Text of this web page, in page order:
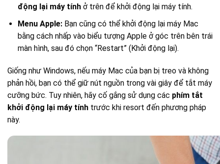
động lại máy tínhở trên để khởi động lại máy tính.
Menu Apple:Bạn cũng có thể khởi động lại máy Mac
bằng cách nhấp vào biểu tượng Apple ở góc trên bên trái
màn hình, sau đó chọn “Restart” (Khởi động lại).
Giống như Windows, nếu máy Mac của bạn bị treo và không
phản hồi, bạn có thể giữ nút nguồn trong vài giây để tắt máy
cưỡng bức. Tuy nhiên, hãy cố gắng sử dụng các phím tắt
khởi động lại máy tính trước khi resort đến phương pháp
này.